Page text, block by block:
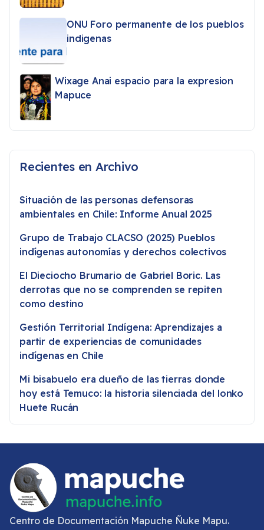
ONU Foro permanente de los pueblos
indigenas
Wixage Anai espacio para la expresion
Mapuce
Recientes en Archivo
Situación de las personas defensoras
ambientales en Chile: Informe Anual 2025
Grupo de Trabajo CLACSO (2025) Pueblos
indígenas autonomías y derechos colectivos
El Dieciocho Brumario de Gabriel Boric. Las
derrotas que no se comprenden se repiten
como destino
Gestión Territorial Indígena: Aprendizajes a
partir de experiencias de comunidades
indígenas en Chile
Mi bisabuelo era dueño de las tierras donde
hoy está Temuco: la historia silenciada del lonko
Huete Rucán
Centro de Documentación Mapuche Ñuke Mapu.